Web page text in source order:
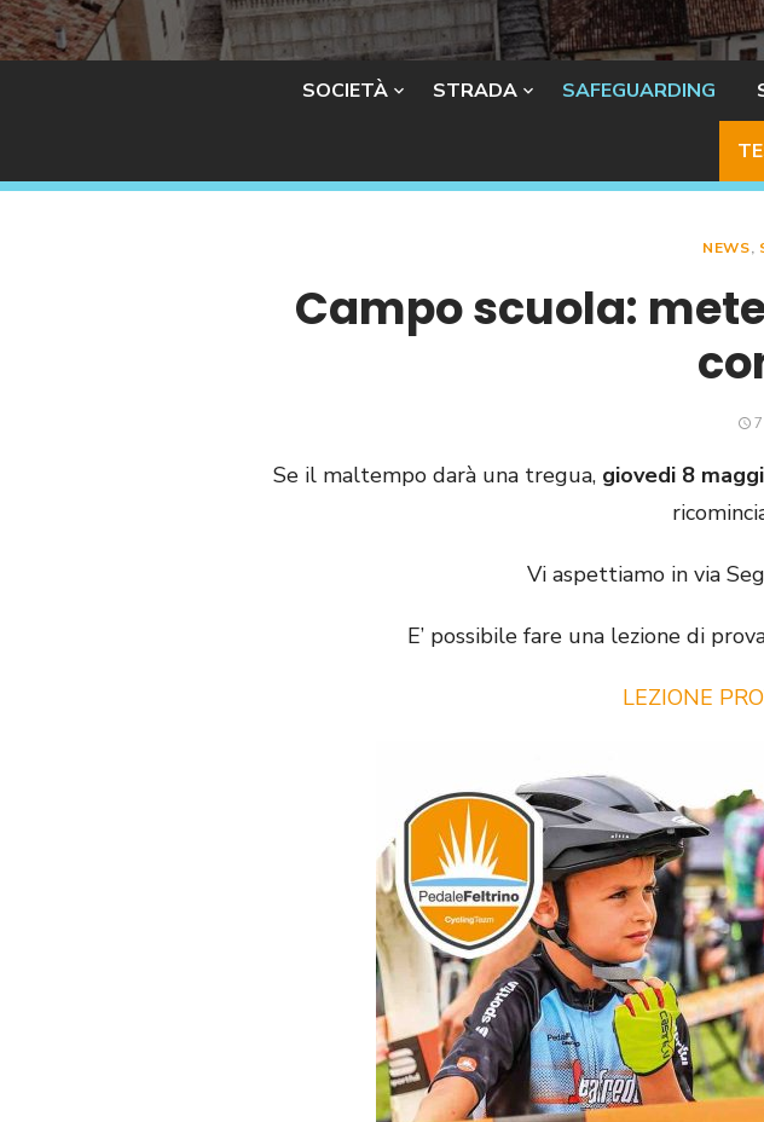
SOCIETÀ STRADA SAFEGUARDING
NEWS,
Campo scuola:
Se il maltempo darà una tregua, giovedi 8
Vi aspettiamo in via
E’ possibile fare una lezione di
LEZIONE